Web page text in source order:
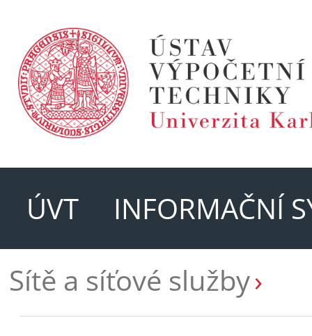
ÚVT
INFORMAČNÍ
Sítě a síťové služby